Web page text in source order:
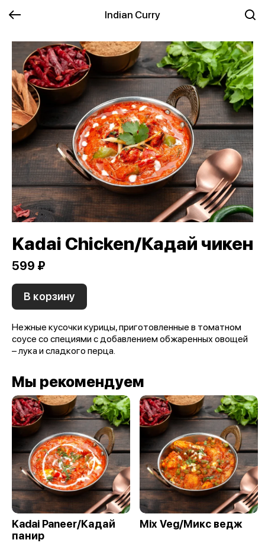
Indian Curry
Kadai Chicken/Кадай чикен
599 ₽
В корзину
Нежные кусочки курицы, приготовленные в томатном
соусе со специями с добавлением обжаренных овощей
– лука и сладкого перца.
Мы рекомендуем
Kadai Paneer/Кадай
панир
Mix Veg/Микс ведж